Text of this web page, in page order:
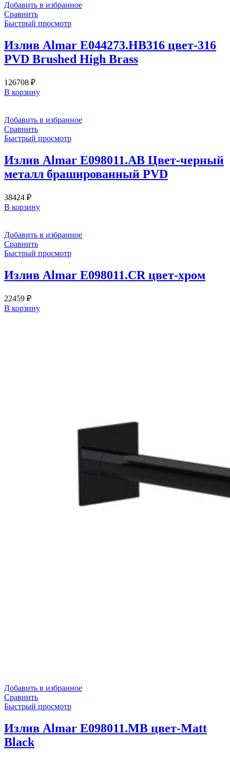
Добавить в избранное
Сравнить
Быстрый просмотр
Излив Almar E044273.HB316 цвет-316
PVD Brushed High Brass
126708 ₽
В корзину
Добавить в избранное
Сравнить
Быстрый просмотр
Излив Almar E098011.AB Цвет-черный
металл брашированный PVD
38424 ₽
В корзину
Добавить в избранное
Сравнить
Быстрый просмотр
Излив Almar E098011.CR цвет-хром
22459 ₽
В корзину
Добавить в избранное
Сравнить
Быстрый просмотр
Излив Almar E098011.MB цвет-Matt
Black